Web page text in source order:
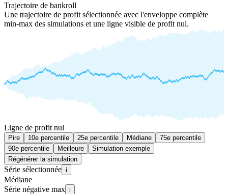
Trajectoire de bankroll
Une trajectoire de profit sélectionnée avec l'enveloppe complète
min-max des simulations et une ligne visible de profit nul.
Ligne de profit nul
Pire 10e percentile 25e percentile Médiane
75e percentile
90e percentile
Meilleure
Simulation exemple
Régénérer la simulation
Série sélectionnée i
Médiane
Série négative max i